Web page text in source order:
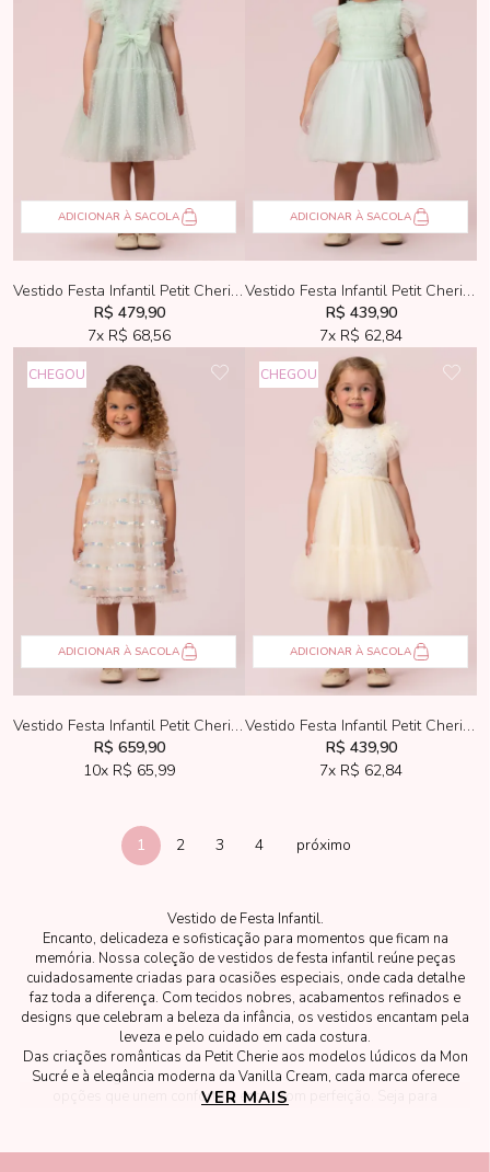
ADICIONAR À SACOLA
Vestido Festa Infantil Petit Cherie Tule Verde de Poás
R$ 479,90
7x R$ 68,56
ADICIONAR À SACOLA
Vestido Festa Infantil Petit Cherie Verde de Tule
R$ 439,90
7x R$ 62,84
CHEGOU
ADICIONAR À SACOLA
Vestido Festa Infantil Petit Cherie Bege Tule Bordado
R$ 659,90
10x R$ 65,99
CHEGOU
ADICIONAR À SACOLA
Vestido Festa Infantil Petit Cherie Tule Bordado Creme
R$ 439,90
7x R$ 62,84
1 2 3 4
Vestido de Festa Infantil.
Encanto, delicadeza e sofisticação para momentos que ficam na
memória. Nossa coleção de vestidos de festa infantil reúne peças
cuidadosamente criadas para ocasiões especiais, onde cada detalhe
faz toda a diferença. Com tecidos nobres, acabamentos refinados e
designs que celebram a beleza da infância, os vestidos encantam pela
leveza e pelo cuidado em cada costura.
Das criações românticas da Petit Cherie aos modelos lúdicos da Mon
Sucré e à elegância moderna da Vanilla Cream, cada marca oferece
opções que unem conforto e estilo com perfeição. Seja para
verdadeiro conto de fadas.
VER MAIS